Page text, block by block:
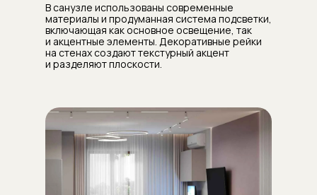
В санузле использованы современные
материалы и продуманная система подсветки,
включающая как основное освещение, так
и акцентные элементы. Декоративные рейки
на стенах создают текстурный акцент
и разделяют плоскости.